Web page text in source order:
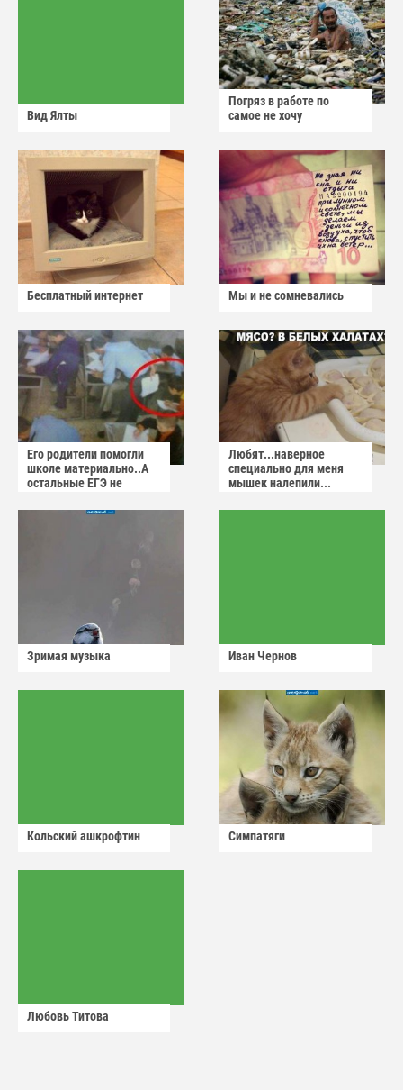
Вид Ялты
Погряз в работе по
самое не хочу
Бесплатный интернет Мы и не сомневались
Его родители помогли
школе материально..А
остальные ЕГЭ не
Любят...наверное
специально для меня
мышек налепили...
Зримая музыка Иван Чернов
Кольский ашкрофтин Симпатяги
Любовь Титова